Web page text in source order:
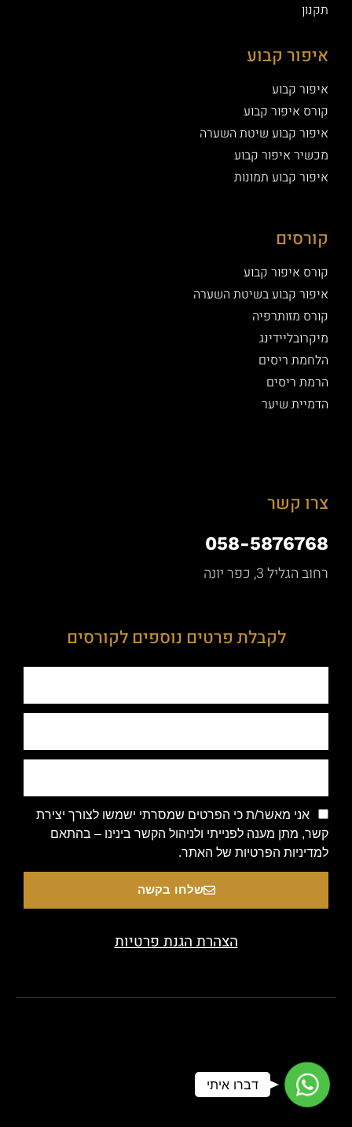
תקנון
איפור קבוע
איפור קבוע
קורס איפור קבוע
איפור קבוע שיטת השערה
מכשיר איפור קבוע
איפור קבוע תמונות
קורסים
קורס איפור קבוע
איפור קבוע בשיטת השערה
קורס מזותרפיה
מיקרובליידינג
הלחמת ריסים
הרמת ריסים
הדמיית שיער
צרו קשר
058-5876768
רחוב הגליל 3, כפר יונה
לקבלת פרטים נוספים לקורסים
אני מאשר/ת כי הפרטים שמסרתי ישמשו לצורך יצירת
קשר, מתן מענה לפנייתי ולניהול הקשר בינינו – בהתאם
למדיניות הפרטיות של האתר.
שלחו בקשה
הצהרת הגנת פרטיות
Copyright 2020 © All rights Reserved. Designed by beauty-
WhatsAppדברו איתי